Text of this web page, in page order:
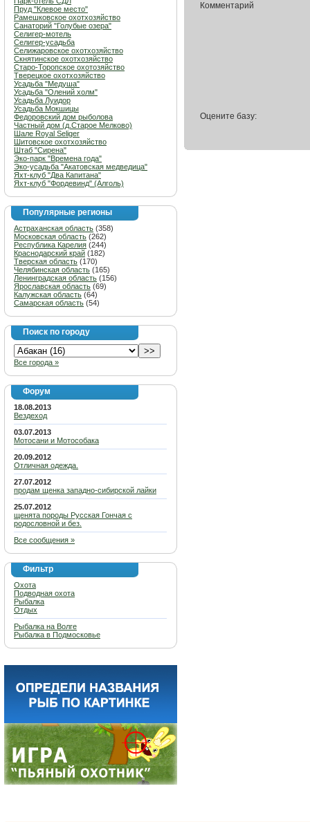
Пруд "Клевое место"
Рамешковское охотхозяйство
Санаторий "Голубые озера"
Селигер-мотель
Селигер-усадьба
Селижаровское охотхозяйство
Скнятинское охотхозяйство
Старо-Торопское охотозяйство
Тверецкое охотхозяйство
Усадьба "Медуша"
Усадьба "Олений холм"
Усадьба Луидор
Усадьба Мокшицы
Федоровский дом рыболова
Частный дом (д.Старое Мелково)
Шале Royal Seliger
Шитовское охотхозяйство
Штаб "Сирена"
Эко-парк "Времена года"
Эко-усадьба "Акатовская медведица"
Яхт-клуб "Два Капитана"
Яхт-клуб "Фордевинд" (Алголь)
Популярные регионы
Астраханская область (358)
Московская область (262)
Республика Карелия (244)
Краснодарский край (182)
Тверская область (170)
Челябинская область (165)
Ленинградская область (156)
Ярославская область (69)
Калужская область (64)
Самарская область (54)
Поиск по городу
Все города »
Форум
18.08.2013
Вездеход
03.07.2013
Мотосани и Мотособака
20.09.2012
Отличная одежда.
27.07.2012
продам щенка западно-сибирской лайки
25.07.2012
щенята породы Русская Гончая с
родословной и без.
Все сообщения »
Фильтр
Охота
Подводная охота
Рыбалка
Отдых
Рыбалка на Волге
Рыбалка в Подмосковье
Комментарий
Оцените базу: